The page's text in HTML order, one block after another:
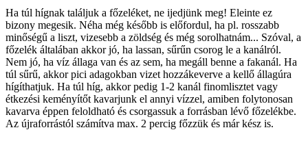
Ha túl hígnak találjuk a főzeléket, ne ijedjünk meg! Eleinte ez
bizony megesik. Néha még később is előfordul, ha pl. rosszabb
minőségű a liszt, vizesebb a zöldség és még sorolhatnám... Szóval, a
főzelék általában akkor jó, ha lassan, sűrűn csorog le a kanálról.
Nem jó, ha víz állaga van és az sem, ha megáll benne a fakanál. Ha
túl sűrű, akkor pici adagokban vizet hozzákeverve a kellő állagúra
hígíthatjuk. Ha túl híg, akkor pedig 1-2 kanál finomlisztet vagy
étkezési keményítőt kavarjunk el annyi vízzel, amiben folytonosan
kavarva éppen feloldható és csorgassuk a forrásban lévő főzelékbe.
Az újraforrástól számítva max. 2 percig főzzük és már kész is.